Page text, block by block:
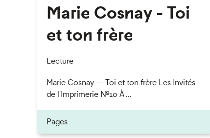
Marie Cosnay - Toi
et ton frère
Lecture
Marie Cosnay — Toi et ton frère Les Invités
de l'Imprimerie n°10 À ...
Pages